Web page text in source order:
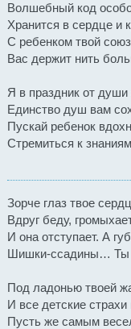
Волшебный код
Хранится в сердце и
С ребенком твой
Вас держит нить
Я в праздник от
Единство душ вам
Пускай ребенок
Стремиться к
Зорче глаз твое
Вдруг беду,
И она отступает. А
Шишки-ссадины… Ты
Под ладонью твоей
И все детские
Пусть же самым